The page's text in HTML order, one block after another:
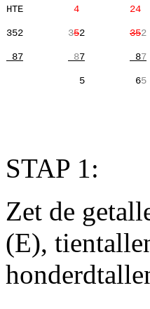
HTE
352
87
4
352
87
5
24
352
87
65
STAP 1:
Zet de
(E),